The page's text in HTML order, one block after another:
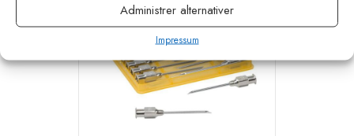
Administrer alternativer
Impressum